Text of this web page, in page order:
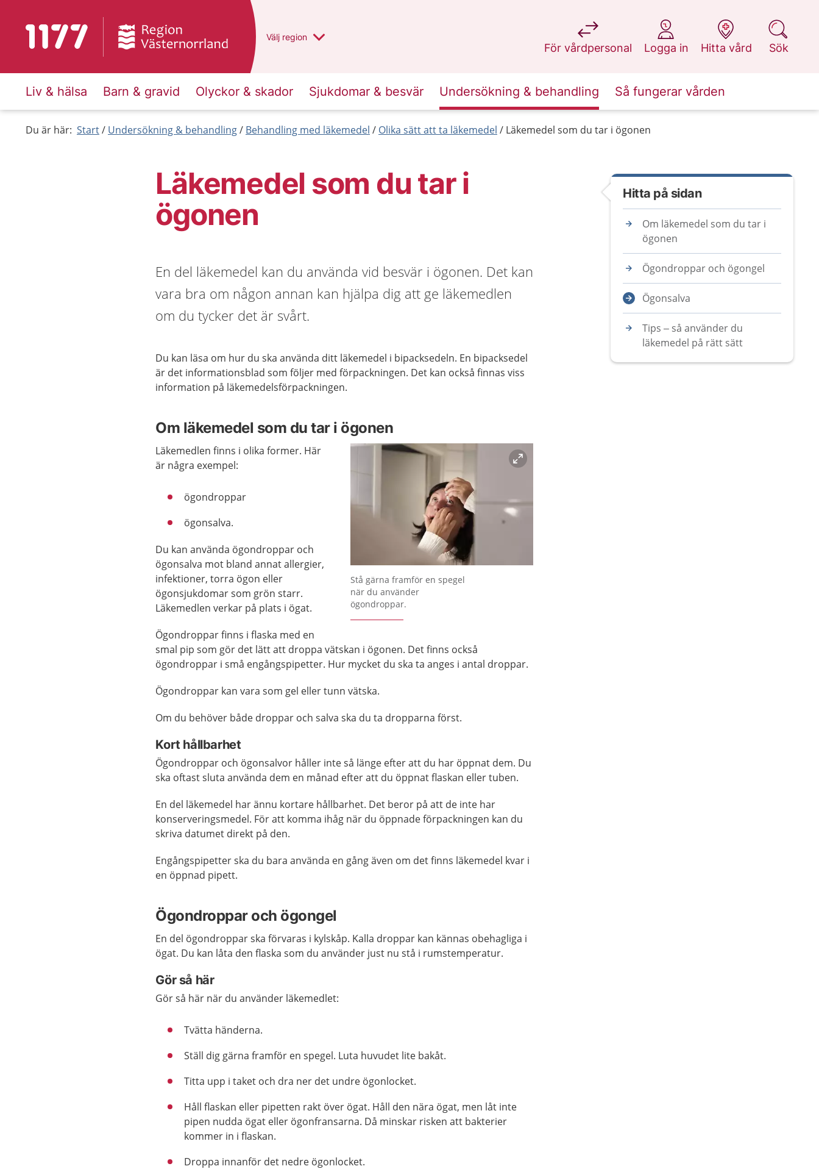
Till startsidan för 1177 Du har valt region
Välj en annan
region
För vårdpersonal
på 1177.se
Logga in
på 1177.se
Hitta vård
på 1177.se
Sök
på 1177.se
Liv & hälsa Barn & gravid Olyckor & skador Sjukdomar & besvär Undersökning & behandling Så fungerar vården
Du är här: Start Undersökning & behandling Behandling med läkemedel Olika sätt att ta läkemedel Läkemedel som du tar i ögonen
Läkemedel som du tar i
ögonen
En del läkemedel kan du använda vid besvär i ögonen. Det kan
vara bra om någon annan kan hjälpa dig att ge läkemedlen
om du tycker det är svårt.
Du kan läsa om hur du ska använda ditt läkemedel i bipacksedeln. En bipacksedel
är det informationsblad som följer med förpackningen. Det kan också finnas viss
information på läkemedelsförpackningen.
Om läkemedel som du tar i ögonen
Förstora bilden
Stå gärna framför en spegel
när du använder
ögondroppar.
Läkemedlen finns i olika former. Här
är några exempel:
ögondroppar
ögonsalva.
Du kan använda ögondroppar och
ögonsalva mot bland annat allergier,
infektioner, torra ögon eller
ögonsjukdomar som grön starr.
Läkemedlen verkar på plats i ögat.
Ögondroppar finns i flaska med en
smal pip som gör det lätt att droppa vätskan i ögonen. Det finns också
ögondroppar i små engångspipetter. Hur mycket du ska ta anges i antal droppar.
Ögondroppar kan vara som gel eller tunn vätska.
Om du behöver både droppar och salva ska du ta dropparna först.
Kort hållbarhet
Ögondroppar och ögonsalvor håller inte så länge efter att du har öppnat dem. Du
ska oftast sluta använda dem en månad efter att du öppnat flaskan eller tuben.
En del läkemedel har ännu kortare hållbarhet. Det beror på att de inte har
konserveringsmedel. För att komma ihåg när du öppnade förpackningen kan du
skriva datumet direkt på den.
Engångspipetter ska du bara använda en gång även om det finns läkemedel kvar i
en öppnad pipett.
Ögondroppar och ögongel
En del ögondroppar ska förvaras i kylskåp. Kalla droppar kan kännas obehagliga i
ögat. Du kan låta den flaska som du använder just nu stå i rumstemperatur.
Gör så här
Gör så här när du använder läkemedlet:
Tvätta händerna.
Ställ dig gärna framför en spegel. Luta huvudet lite bakåt.
Titta upp i taket och dra ner det undre ögonlocket.
Håll flaskan eller pipetten rakt över ögat. Håll den nära ögat, men låt inte
pipen nudda ögat eller ögonfransarna. Då minskar risken att bakterier
kommer in i flaskan.
Droppa innanför det nedre ögonlocket.
Hitta på sidan
Om läkemedel som du tar i
ögonen
Ögondroppar och ögongel
Ögonsalva
Tips – så använder du
läkemedel på rätt sätt